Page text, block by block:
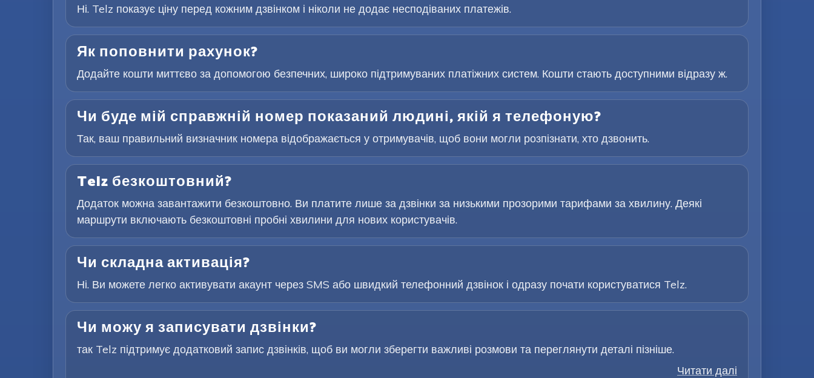
Ні. Telz показує ціну перед кожним дзвінком і ніколи не додає несподіваних платежів.
Як поповнити рахунок?
Додайте кошти миттєво за допомогою безпечних, широко підтримуваних платіжних систем. Кошти стають доступними відразу ж.
Чи буде мій справжній номер показаний людині, якій я телефоную?
Так, ваш правильний визначник номера відображається у отримувачів, щоб вони могли розпізнати, хто дзвонить.
Telz безкоштовний?
Додаток можна завантажити безкоштовно. Ви платите лише за дзвінки за низькими прозорими тарифами за хвилину. Деякі
маршрути включають безкоштовні пробні хвилини для нових користувачів.
Чи складна активація?
Ні. Ви можете легко активувати акаунт через SMS або швидкий телефонний дзвінок і одразу почати користуватися Telz.
Чи можу я записувати дзвінки?
так Telz підтримує додатковий запис дзвінків, щоб ви могли зберегти важливі розмови та переглянути деталі пізніше.
Читати далі